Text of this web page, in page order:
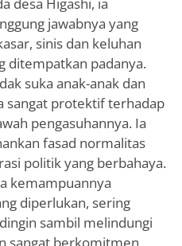
jawabnya yang
sinis dan keluhan
ditempatkan padanya.
suka anak-anak dan
sangat protektif terhadap
pengasuhannya. Ia
fasad normalitas
politik yang berbahaya.
kemampuannya
diperlukan, sering
sambil melindungi
sangat berkomitmen.